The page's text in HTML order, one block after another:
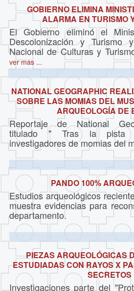
GOBIERNO ELIMINA
ALARMA EN TURISMO
El Gobierno eliminó el
Descolonización y Turismo
Nacional de Culturas y
ver mas ...
NATIONAL GEOGRAPHIC
SOBRE LAS MOMIAS DEL
ARQUEOLOGÍA DE
Reportaje de National
titulado " Tras la pista
investigadores de momias del
PANDO 100%
Estudios arqueológicos
muestra evidencias para
departamento.
PIEZAS ARQUEOLÓGICAS
ESTUDIADAS CON RAYOS X
SECRETOS
Investigaciones parte del